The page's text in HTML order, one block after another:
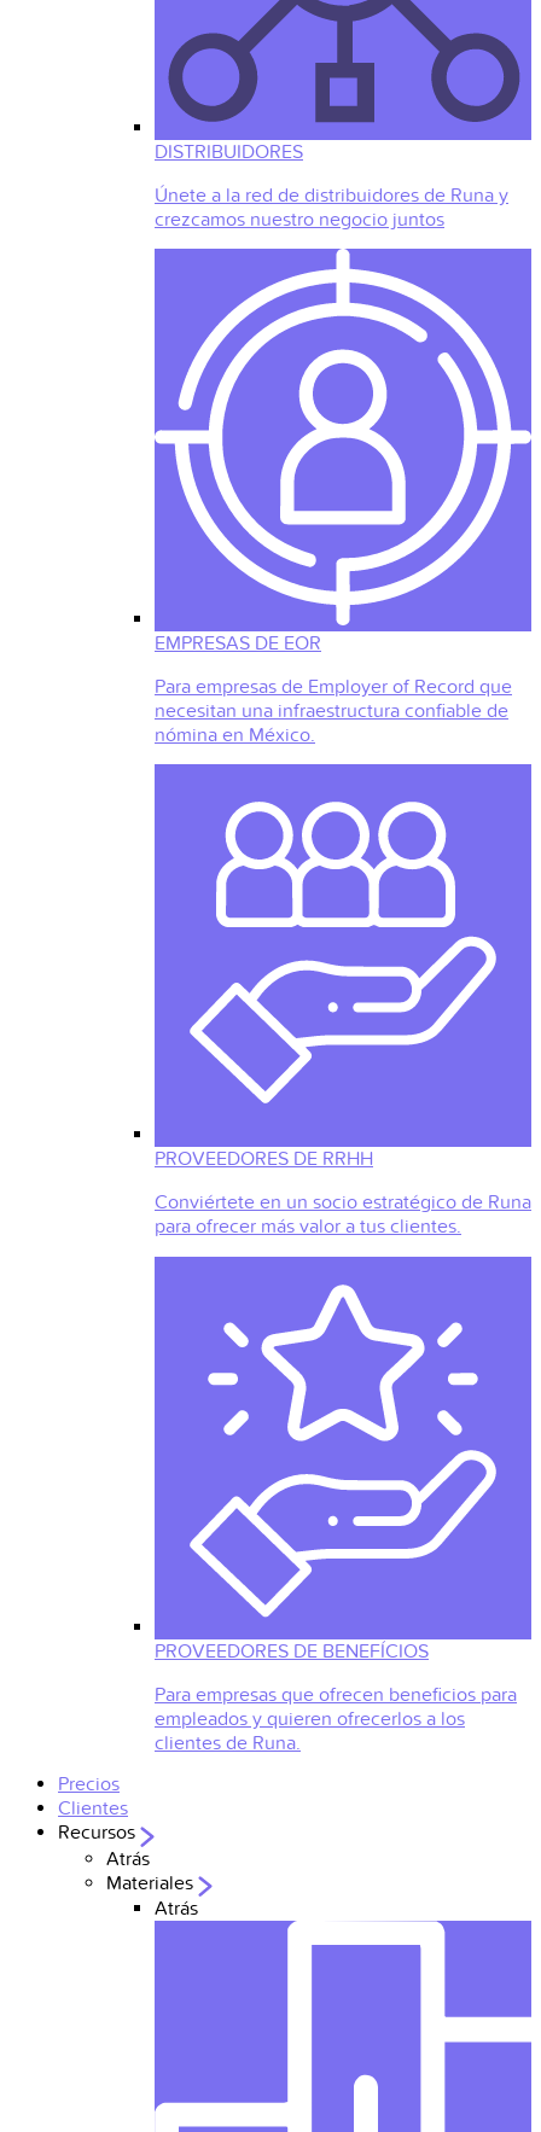
DISTRIBUIDORES
Únete a la red de distribuidores de Runa y
crezcamos nuestro negocio juntos
EMPRESAS DE EOR
Para empresas de Employer of Record que
necesitan una infraestructura confiable de
nómina en México.
PROVEEDORES DE RRHH
Conviértete en un socio estratégico de Runa
para ofrecer más valor a tus clientes.
PROVEEDORES DE BENEFÍCIOS
Para empresas que ofrecen beneficios para
empleados y quieren ofrecerlos a los
clientes de Runa.
Precios
Clientes
Recursos
Atrás
Materiales
Atrás